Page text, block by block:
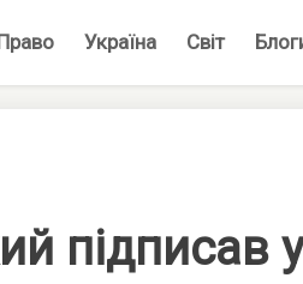
Україна Світ
підписав